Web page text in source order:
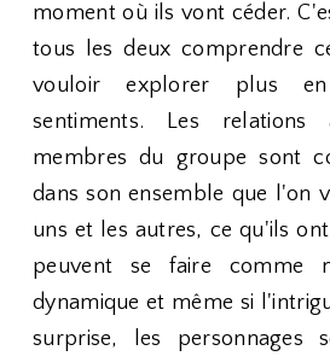
moment où ils vont céder.
tous les deux comprendre
vouloir explorer plus
sentiments. Les
membres du groupe sont
dans son ensemble que l'on
uns et les autres, ce qu'ils
peuvent se faire comme
dynamique et même si
surprise, les personnages